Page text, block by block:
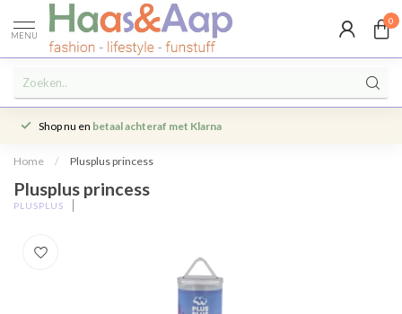
MENU
0
Shop nu en betaal achteraf met Klarna
Home / Plusplus princess
Plusplus princess
PLUSPLUS